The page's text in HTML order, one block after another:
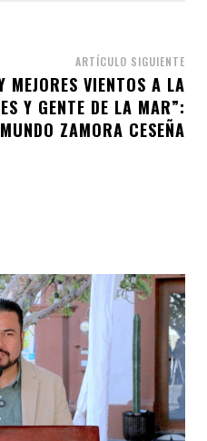
ARTÍCULO SIGUIENTE
MEJORES VIENTOS A LA
Y GENTE DE LA MAR”:
ZAMORA CESEÑA